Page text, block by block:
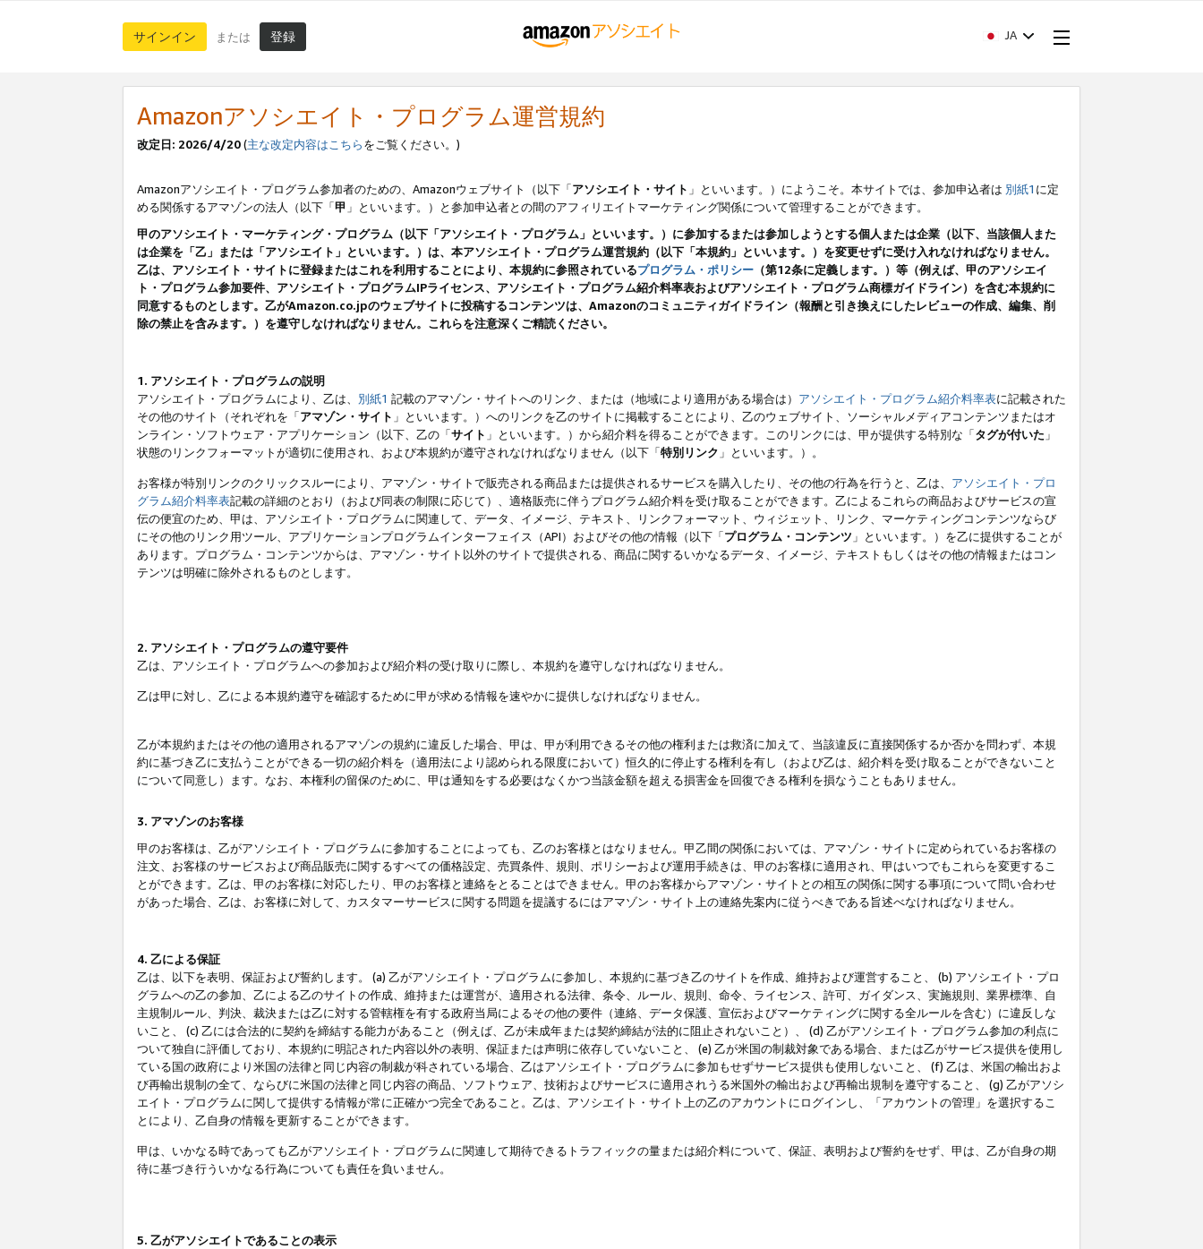
サインイン または 登録 JA
Amazonアソシエイト・プログラム運営規約
改定日: 2026/4/20(主な改定内容はこちらをご覧ください。)
Amazonアソシエイト・プログラム参加者のための、Amazonウェブサイト（以下「アソシエイト・サイト 」といいます。）にようこそ。本サイトでは、参加申込者は 別紙1 に定
める関係するアマゾンの法人（以下「甲 」といいます。）と参加申込者との間のアフィリエイトマーケティング関係について管理することができます。
甲のアソシエイト・マーケティング・プログラム（以下「アソシエイト・プログラム」といいます。）に参加するまたは参加しようとする個人または企業（以下、当該個人また
は企業を「乙」または「アソシエイト」といいます。）は、本アソシエイト・プログラム運営規約（以下「本規約」といいます。）を変更せずに受け入れなければなりません。
乙は、アソシエイト・サイトに登録またはこれを利用することにより、本規約に参照されているプログラム・ポリシー （第12条に定義します。）等（例えば、甲のアソシエイ
ト・プログラム参加要件、アソシエイト・プログラムIPライセンス、アソシエイト・プログラム紹介料率表およびアソシエイト・プログラム商標ガイドライン）を含む本規約に
同意するものとします。乙がAmazon.co.jpのウェブサイトに投稿するコンテンツは、Amazonのコミュニティガイドライン（報酬と引き換えにしたレビューの作成、編集、削
除の禁止を含みます。）を遵守しなければなりません。これらを注意深くご精読ください。
1. アソシエイト・プログラムの説明
アソシエイト・プログラムにより、乙は、 別紙1 記載のアマゾン・サイトへのリンク、または（地域により適用がある場合は） アソシエイト・プログラム紹介料率表に記載された
その他のサイト（それぞれを「アマゾン・サイト 」といいます。）へのリンクを乙のサイトに掲載することにより、乙のウェブサイト、ソーシャルメディアコンテンツまたはオ
ンライン・ソフトウェア・アプリケーション（以下、乙の「サイト 」といいます。）から紹介料を得ることができます。このリンクには、甲が提供する特別な「タグが付いた 」
状態のリンクフォーマットが適切に使用され、および本規約が遵守されなければなりません（以下「特別リンク 」といいます。）。
お客様が特別リンクのクリックスルーにより、アマゾン・サイトで販売される商品または提供されるサービスを購入したり、その他の行為を行うと、乙は、 アソシエイト・プロ
グラム紹介料率表記載の詳細のとおり（および同表の制限に応じて）、適格販売に伴うプログラム紹介料を受け取ることができます。乙によるこれらの商品およびサービスの宣
伝の便宜のため、甲は、アソシエイト・プログラムに関連して、データ、イメージ、テキスト、リンクフォーマット、ウィジェット、リンク、マーケティングコンテンツならび
にその他のリンク用ツール、アプリケーションプログラムインターフェイス（API）およびその他の情報（以下「プログラム・コンテンツ 」といいます。）を乙に提供することが
あります。プログラム・コンテンツからは、アマゾン・サイト以外のサイトで提供される、商品に関するいかなるデータ、イメージ、テキストもしくはその他の情報またはコン
テンツは明確に除外されるものとします。
2. アソシエイト・プログラムの遵守要件
乙は、アソシエイト・プログラムへの参加および紹介料の受け取りに際し、本規約を遵守しなければなりません。
乙は甲に対し、乙による本規約遵守を確認するために甲が求める情報を速やかに提供しなければなりません。
乙が本規約またはその他の適用されるアマゾンの規約に違反した場合、甲は、甲が利用できるその他の権利または救済に加えて、当該違反に直接関係するか否かを問わず、本規
約に基づき乙に支払うことができる一切の紹介料を（適用法により認められる限度において）恒久的に停止する権利を有し（および乙は、紹介料を受け取ることができないこと
について同意し）ます。なお、本権利の留保のために、甲は通知をする必要はなくかつ当該金額を超える損害金を回復できる権利を損なうこともありません。
3. アマゾンのお客様
甲のお客様は、乙がアソシエイト・プログラムに参加することによっても、乙のお客様とはなりません。甲乙間の関係においては、アマゾン・サイトに定められているお客様の
注文、お客様のサービスおよび商品販売に関するすべての価格設定、売買条件、規則、ポリシーおよび運用手続きは、甲のお客様に適用され、甲はいつでもこれらを変更するこ
とができます。乙は、甲のお客様に対応したり、甲のお客様と連絡をとることはできません。甲のお客様からアマゾン・サイトとの相互の関係に関する事項について問い合わせ
があった場合、乙は、お客様に対して、カスタマーサービスに関する問題を提議するにはアマゾン・サイト上の連絡先案内に従うべきである旨述べなければなりません。
4. 乙による保証
乙は、以下を表明、保証および誓約します。 (a) 乙がアソシエイト・プログラムに参加し、本規約に基づき乙のサイトを作成、維持および運営すること、 (b) アソシエイト・プロ
グラムへの乙の参加、乙による乙のサイトの作成、維持または運営が、適用される法律、条令、ルール、規則、命令、ライセンス、許可、ガイダンス、実施規則、業界標準、自
主規制ルール、判決、裁決または乙に対する管轄権を有する政府当局によるその他の要件（連絡、データ保護、宣伝およびマーケティングに関する全ルールを含む）に違反しな
いこと、 (c) 乙には合法的に契約を締結する能力があること（例えば、乙が未成年または契約締結が法的に阻止されないこと）、 (d) 乙がアソシエイト・プログラム参加の利点に
ついて独自に評価しており、本規約に明記された内容以外の表明、保証または声明に依存していないこと、 (e) 乙が米国の制裁対象である場合、または乙がサービス提供を使用し
ている国の政府により米国の法律と同じ内容の制裁が科されている場合、乙はアソシエイト・プログラムに参加もせずサービス提供も使用しないこと、 (f) 乙は、米国の輸出およ
び再輸出規制の全て、ならびに米国の法律と同じ内容の商品、ソフトウェア、技術およびサービスに適用されうる米国外の輸出および再輸出規制を遵守すること、 (g) 乙がアソシ
エイト・プログラムに関して提供する情報が常に正確かつ完全であること。乙は、アソシエイト・サイト上の乙のアカウントにログインし、「アカウントの管理」を選択するこ
とにより、乙自身の情報を更新することができます。
甲は、いかなる時であっても乙がアソシエイト・プログラムに関連して期待できるトラフィックの量または紹介料について、保証、表明および誓約をせず、甲は、乙が自身の期
待に基づき行ういかなる行為についても責任を負いません。
5. 乙がアソシエイトであることの表示